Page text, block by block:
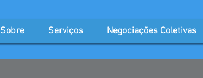
Sobre Serviços Negociações Coletivas